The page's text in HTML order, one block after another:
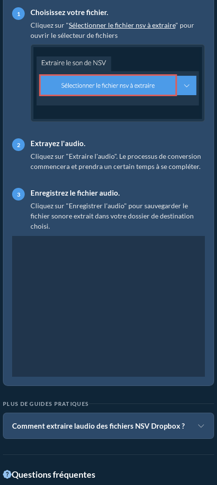
Choisissez votre fichier.
Cliquez sur "Sélectionner le fichier nsv à extraire" pour
ouvrir le sélecteur de fichiers
Extrayez l'audio.
Cliquez sur "Extraire l'audio". Le processus de conversion
commencera et prendra un certain temps à se compléter.
Enregistrez le fichier audio.
Cliquez sur "Enregistrer l'audio" pour sauvegarder le
fichier sonore extrait dans votre dossier de destination
choisi.
PLUS DE GUIDES PRATIQUES
Comment extraire laudio des fichiers NSV Dropbox ?
Questions fréquentes